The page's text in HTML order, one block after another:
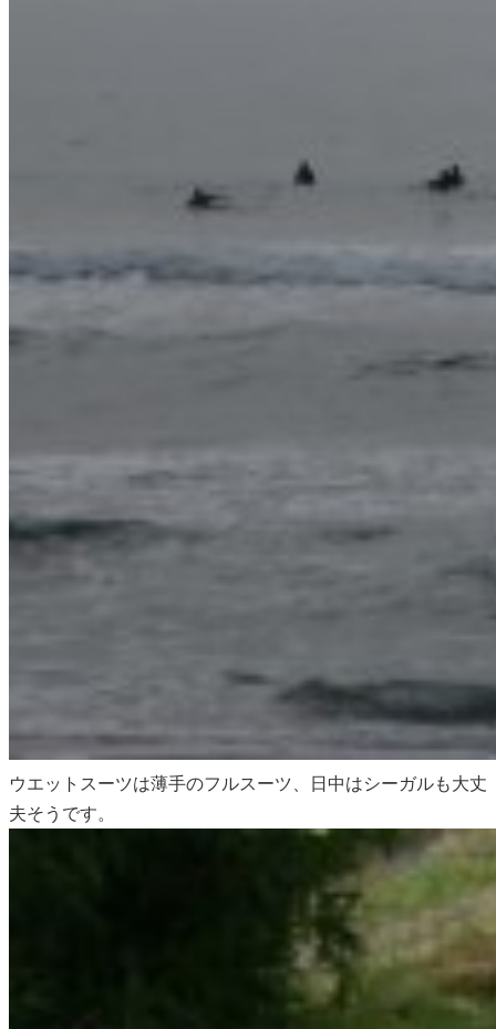
ウエットスーツは薄手のフルスーツ、日中はシーガルも大丈
夫そうです。